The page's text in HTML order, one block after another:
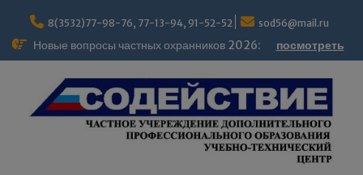
8(3532)77-98-76, 77-13-94, 91-52-52 sod56@mail.ru
Новые вопросы частных охранников 2026: посмотреть